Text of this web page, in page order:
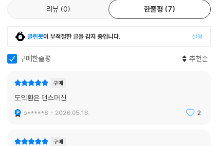
리뷰 0 한줄평 7
클린봇이 부적절한 글을 감지 중입니다. 설정
구매한줄평 추천순
구매
도익환은 댄스머신
o*****8 2026.05.18. 2
구매